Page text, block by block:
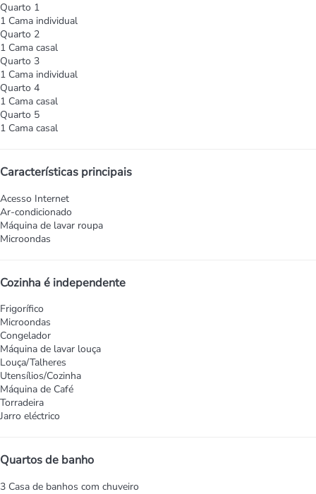
Quarto 1
1 Cama individual
Quarto 2
1 Cama casal
Quarto 3
1 Cama individual
Quarto 4
1 Cama casal
Quarto 5
1 Cama casal
Características principais
Acesso Internet
Ar-condicionado
Máquina de lavar roupa
Microondas
Cozinha é independente
Frigorífico
Microondas
Congelador
Máquina de lavar louça
Louça/Talheres
Utensílios/Cozinha
Máquina de Café
Torradeira
Jarro eléctrico
Quartos de banho
3 Casa de banhos com chuveiro